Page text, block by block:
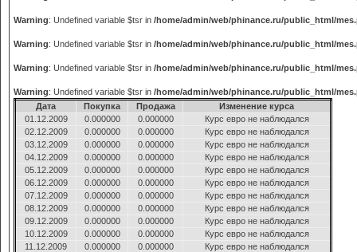
Warning: Undefined variable $tsr in /home/admin/web/phinance.ru/public_html/
Warning: Undefined variable $tsr in /home/admin/web/phinance.ru/public_html/
Warning: Undefined variable $tsr in /home/admin/web/phinance.ru/public_html/
Warning: Undefined variable $tsr in /home/admin/web/phinance.ru/public_html/
Дата
Покупка Продажа
Изменение курса
01.12.2009
0.000000 0.000000
Курс евро не наблюдался
02.12.2009
0.000000 0.000000
Курс евро не наблюдался
03.12.2009
0.000000 0.000000
Курс евро не наблюдался
04.12.2009
0.000000 0.000000
Курс евро не наблюдался
05.12.2009
0.000000 0.000000
Курс евро не наблюдался
06.12.2009
0.000000 0.000000
Курс евро не наблюдался
07.12.2009
0.000000 0.000000
Курс евро не наблюдался
08.12.2009
0.000000 0.000000
Курс евро не наблюдался
09.12.2009
0.000000 0.000000
Курс евро не наблюдался
10.12.2009
0.000000 0.000000
Курс евро не наблюдался
11.12.2009
0.000000 0.000000
Курс евро не наблюдался